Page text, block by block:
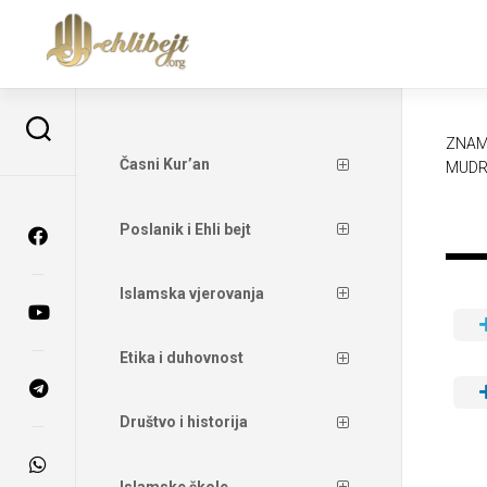
Časni Kur’an
Poslanik i Ehli bejt
Islamska vjerovanja
Etika i duhovnost
Društvo i historija